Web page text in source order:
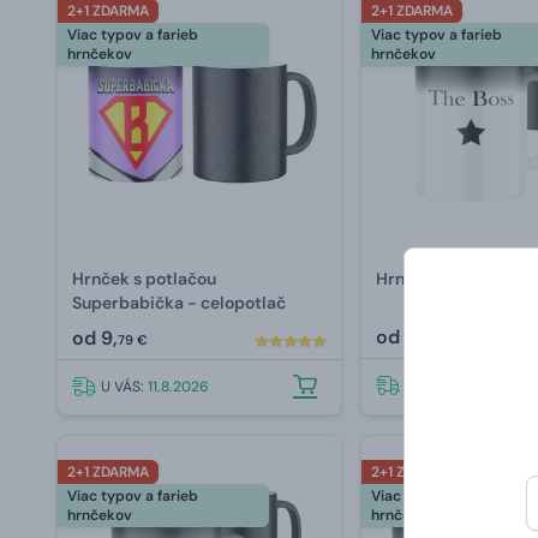
2+1 ZDARMA
Viac typov a farieb
hrnčekov
Hrnček s potlačou
Superbabička - celopotlač
od 9,79 €
U VÁS: 11.8.2026
2+1 ZDARMA
Viac typov a farieb
hrnčekov
Hrnček s potlačou
od
2+1 ZDARMA
Viac typov a farieb
hrnčekov
2+1 ZDARMA
Viac typov a farieb
hrnčekov